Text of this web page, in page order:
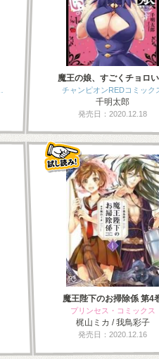
魔王の娘、すごくチョロ
チャンピオンREDコミック
千明太郎
発売日：2020.12.18
魔王陛下のお掃除係 第4
プリンセス・コミックス
梶山ミカ / 我鳥彩子
発売日：2020.12.16